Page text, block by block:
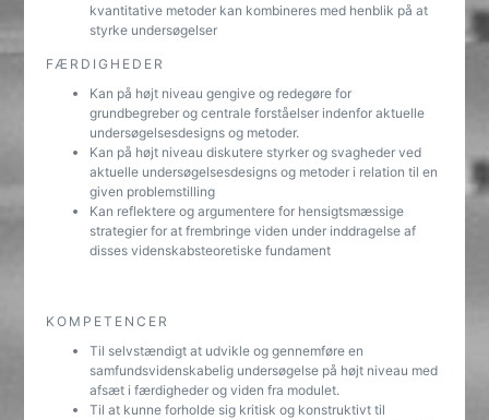
kvantitative metoder kan kombineres med henblik på at
styrke undersøgelser
FÆRDIGHEDER
Kan på højt niveau gengive og redegøre for
grundbegreber og centrale forståelser indenfor aktuelle
undersøgelsesdesigns og metoder.
Kan på højt niveau diskutere styrker og svagheder ved
aktuelle undersøgelsesdesigns og metoder i relation til en
given problemstilling
Kan reflektere og argumentere for hensigtsmæssige
strategier for at frembringe viden under inddragelse af
disses videnskabsteoretiske fundament
KOMPETENCER
Til selvstændigt at udvikle og gennemføre en
samfundsvidenskabelig undersøgelse på højt niveau med
afsæt i færdigheder og viden fra modulet.
Til at kunne forholde sig kritisk og konstruktivt til